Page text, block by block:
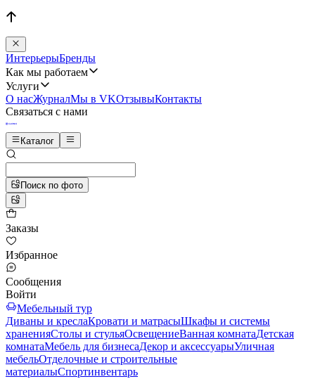
ИнтерьерыБренды
Как мы работаем
Услуги
О насЖурналМы в VKОтзывыКонтакты
Связаться с нами
Каталог
Поиск по фото
Заказы
Избранное
Сообщения
Войти
Мебельный тур
Диваны и креслаКровати и матрасыШкафы и системы
храненияСтолы и стульяОсвещениеВанная комнатаДетская
комнатаМебель для бизнесаДекор и аксессуарыУличная
мебельОтделочные и строительные
материалыСпортинвентарь